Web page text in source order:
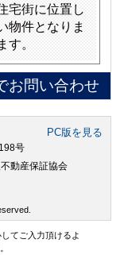
宅街に位置し
物件となりま
。
お問い合わせ
PC版を見る
号
動産保証協会
てご入力頂けるよ